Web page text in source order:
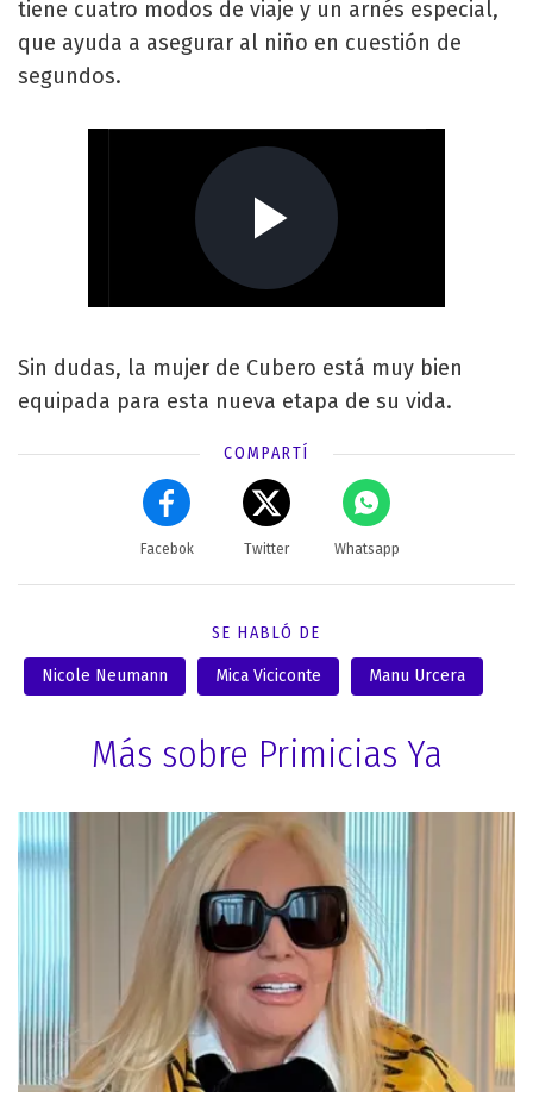
tiene cuatro modos de viaje y un arnés especial,
que ayuda a asegurar al niño en cuestión de
segundos.
Sin dudas, la mujer de Cubero está muy bien
equipada para esta nueva etapa de su vida.
COMPARTÍ
Facebok Twitter Whatsapp
SE HABLÓ DE
Nicole Neumann Mica Viciconte Manu Urcera
Más sobre Primicias Ya